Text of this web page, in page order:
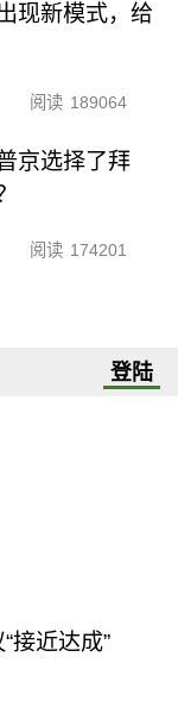
现新模式，给
阅读 189064
京选择了拜
阅读 174201
登陆
接近达成”